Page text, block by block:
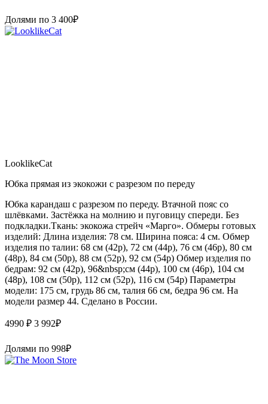
Долями по 3 400₽
LooklikeCat
Юбка прямая из экокожи с разрезом по переду
Юбка карандаш с разрезом по переду. Втачной пояс со
шлёвками. Застёжка на молнию и пуговицу спереди. Без
подкладки.Ткань: экокожа стрейч «Марго». Обмеры готовых
изделий: Длина изделия: 78 см. Ширина пояса: 4 см. Обмер
изделия по талии: 68 см (42р), 72 см (44р), 76 см (46р), 80 см
(48р), 84 см (50р), 88 см (52р), 92 см (54р) Обмер изделия по
бедрам: 92 см (42р), 96&nbsp;см (44р), 100 см (46р), 104 см
(48р), 108 см (50р), 112 см (52р), 116 см (54р) Параметры
модели: 175 см, грудь 86 см, талия 66 см, бедра 96 см. На
модели размер 44. Сделано в России.
4990 ₽ 3 992₽
Долями по 998₽